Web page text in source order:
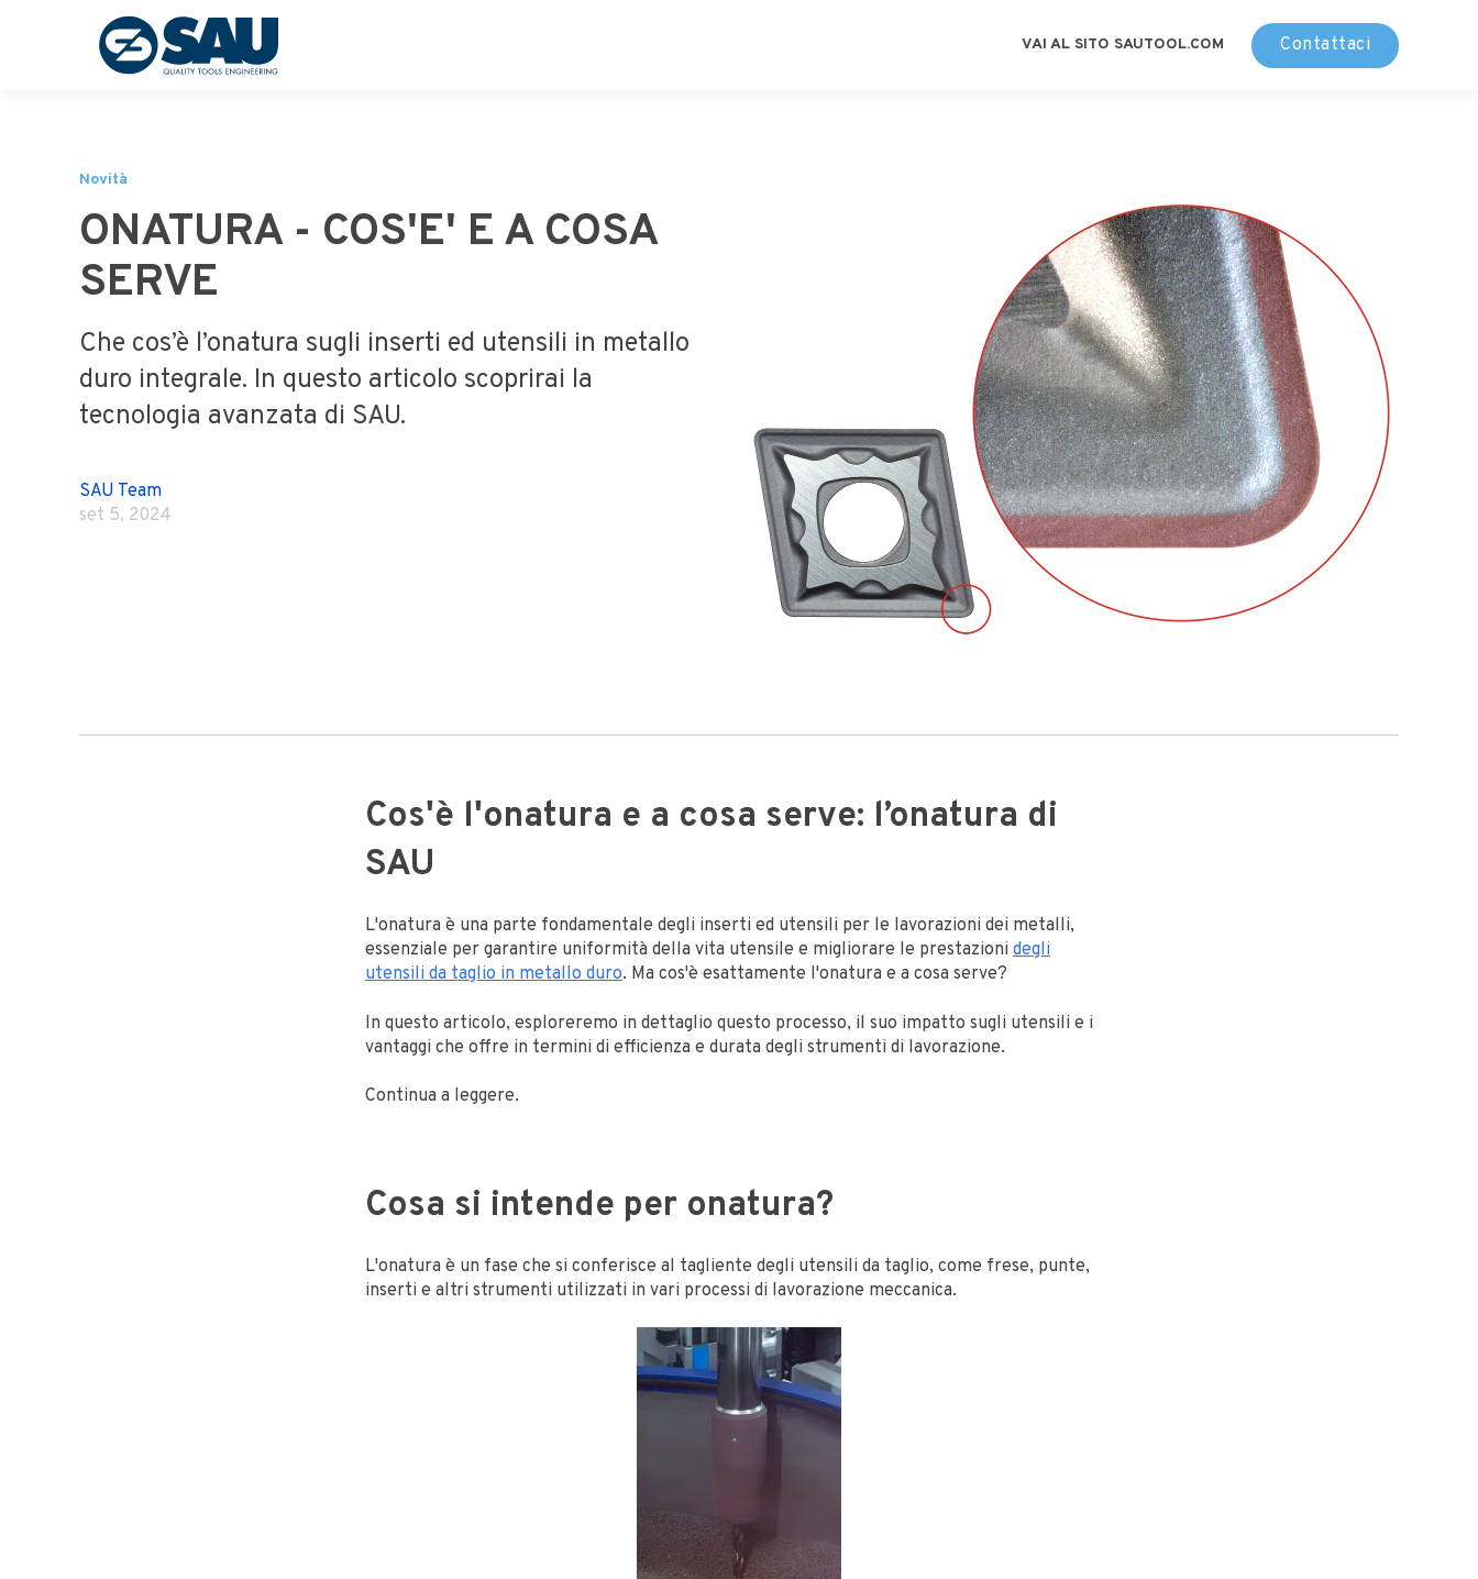
VAI AL SITO SAUTOOL.COM Contattaci
Novità
ONATURA - COS'E' E A COSA
SERVE
Che cos’è l’onatura sugli inserti ed utensili in metallo
duro integrale. In questo articolo scoprirai la
tecnologia avanzata di SAU.
SAU Team
set 5, 2024
Cos'è l'onatura e a cosa serve: l’onatura di
SAU
L'onatura è una parte fondamentale degli inserti ed utensili per le lavorazioni dei metalli,
essenziale per garantire uniformità della vita utensile e migliorare le prestazioni degli
utensili da taglio in metallo duro. Ma cos'è esattamente l'onatura e a cosa serve?
In questo articolo, esploreremo in dettaglio questo processo, il suo impatto sugli utensili e i
vantaggi che offre in termini di efficienza e durata degli strumenti di lavorazione.
Continua a leggere.
Cosa si intende per onatura?
L'onatura è un fase che si conferisce al tagliente degli utensili da taglio, come frese, punte,
inserti e altri strumenti utilizzati in vari processi di lavorazione meccanica.